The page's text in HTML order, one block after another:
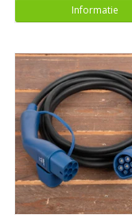
Informatie